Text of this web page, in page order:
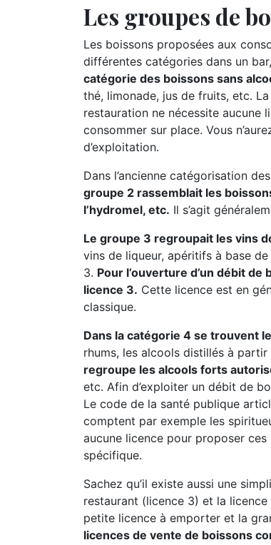
Les groupes de
Les boissons proposées aux
différentes catégories dans un
catégorie des boissons sans
thé, limonade, jus de fruits, etc.
restauration ne nécessite aucune
consommer sur place. Vous
d’exploitation.
Dans l’ancienne catégorisation
groupe 2 rassemblait les
l’hydromel, etc. Il s’agit
Le groupe 3 regroupait les vins
vins de liqueur, apéritifs à base
3. Pour l’ouverture d’un débit
licence 3. Cette licence est en
classique.
Dans la catégorie 4 se trouvent
rhums, les alcools distillés à
regroupe les alcools forts
etc. Afin d’exploiter un débit de
Le code de la santé publique
comptent par exemple les
aucune licence pour proposer
spécifique.
Sachez qu’il existe aussi une
restaurant (licence 3) et la
petite licence à emporter et la
licences de vente de boissons